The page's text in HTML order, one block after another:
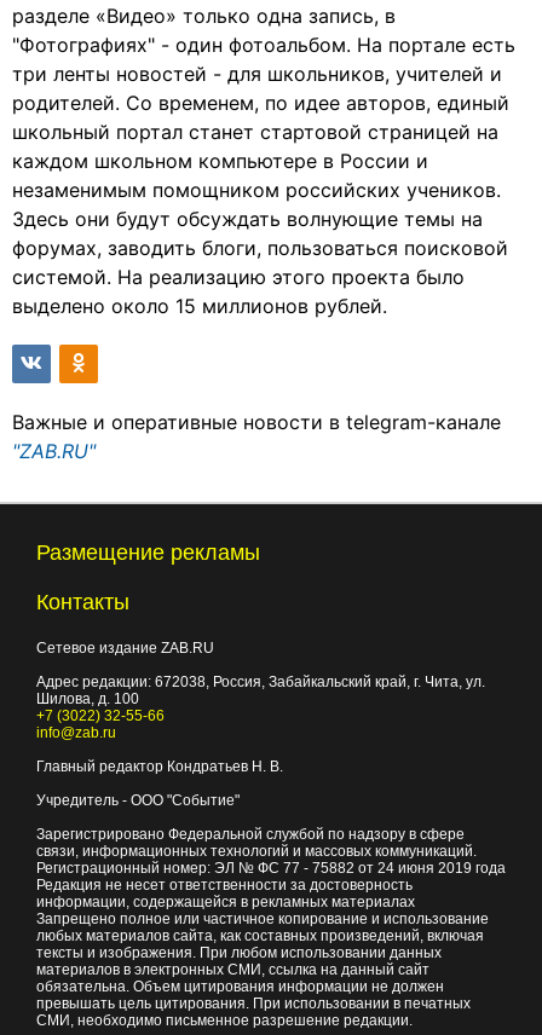
разделе «Видео» только одна запись, в
"Фотографиях" - один фотоальбом. На портале есть
три ленты новостей - для школьников, учителей и
родителей. Со временем, по идее авторов, единый
школьный портал станет стартовой страницей на
каждом школьном компьютере в России и
незаменимым помощником российских учеников.
Здесь они будут обсуждать волнующие темы на
форумах, заводить блоги, пользоваться поисковой
системой. На реализацию этого проекта было
выделено около 15 миллионов рублей.
Важные и оперативные новости в telegram-канале
"ZAB.RU"
Размещение рекламы
Контакты
Сетевое издание ZAB.RU
Адрес редакции: 672038, Россия, Забайкальский край, г. Чита, ул.
Шилова, д. 100
+7 (3022) 32-55-66
info@zab.ru
Главный редактор Кондратьев Н. В.
Учредитель - ООО "Событие"
Зарегистрировано Федеральной службой по надзору в сфере
связи, информационных технологий и массовых коммуникаций.
Регистрационный номер: ЭЛ № ФС 77 - 75882 от 24 июня 2019 года
Редакция не несет ответственности за достоверность
информации, содержащейся в рекламных материалах
Запрещено полное или частичное копирование и использование
любых материалов сайта, как составных произведений, включая
тексты и изображения. При любом использовании данных
материалов в электронных СМИ, ссылка на данный сайт
обязательна. Объем цитирования информации не должен
превышать цель цитирования. При использовании в печатных
СМИ, необходимо письменное разрешение редакции.